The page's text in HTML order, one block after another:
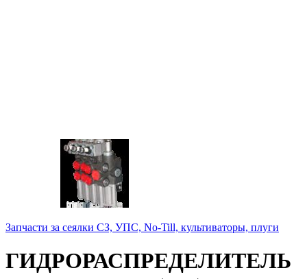
Запчасти за сеялки СЗ, УПС, No-Till, культиваторы, плуги
ГИДРОРАСПРЕДЕЛИТЕЛЬ